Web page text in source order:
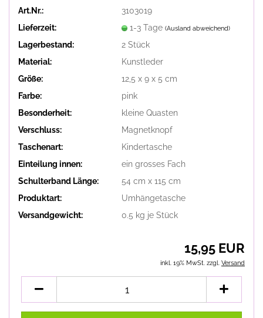
Art.Nr.:
3103019
Lieferzeit:
1-3 Tage (Ausland abweichend)
Lagerbestand: 2 Stück
Material:
Kunstleder
Größe:
12,5 x 9 x 5 cm
Farbe:
pink
Besonderheit:
kleine Quasten
Verschluss:
Magnetknopf
Taschenart:
Kindertasche
Einteilung innen:
ein grosses Fach
Schulterband Länge:
54 cm x 115 cm
Produktart:
Umhängetasche
Versandgewicht:
0.5 kg je Stück
15,95 EUR
inkl. 19% MwSt. zzgl. Versand